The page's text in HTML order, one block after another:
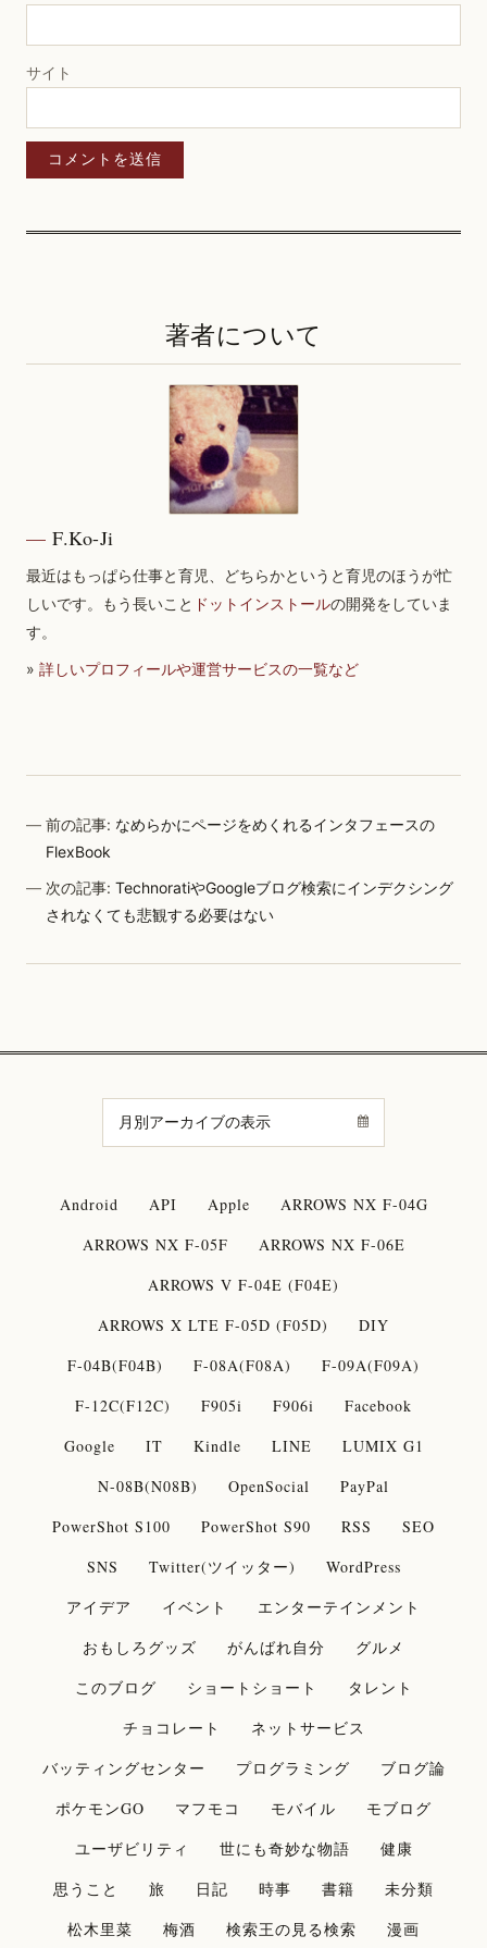
サイト
著者について
F.Ko-Ji
最近はもっぱら仕事と育児、どちらかというと育児のほうが忙
しいです。もう長いこと ドットインストールの開発をしていま
す。
» 詳しいプロフィールや運営サービスの一覧など
前の記事: なめらかにページをめくれるインタフェースの
FlexBook
次の記事:TechnoratiやGoogleブログ検索にインデクシング
されなくても悲観する必要はない
Android API Apple
ARROWS NX F-04G
ARROWS NX F-05F
ARROWS NX F-06E
ARROWS V F-04E (F04E)
ARROWS X LTE F-05D (F05D)
DIY
F-04B(F04B)
F-08A(F08A)
F-09A(F09A)
F-12C(F12C)
F905i F906i
Facebook
Google
IT Kindle LINE
LUMIX G1
N-08B(N08B)
OpenSocial
PayPal
PowerShot S100
PowerShot S90 RSS
SEO
SNS
Twitter(ツイッター)
WordPress
アイデア
イベント
エンターテインメント
おもしろグッズ
がんばれ自分
グルメ
このブログ
ショートショート
タレント
チョコレート
ネットサービス
バッティングセンター
プログラミング
ブログ論
ポケモンGO
マフモコ モバイル
モブログ
ユーザビリティ
世にも奇妙な物語
健康
思うこと
旅 日記 時事 書籍
未分類
松木里菜
梅酒 検索王の見る検索 漫画